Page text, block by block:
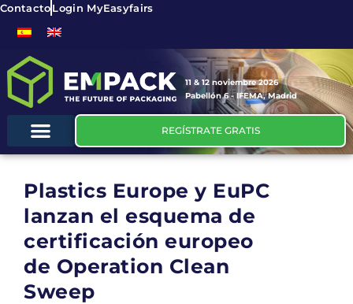
ContactoLogin MyEasyfairs
11 & 12 noviembre 2026
Pabellón 6 - IFEMA, Madrid
REGÍSTRATE GRATIS
Plastics Europe y EuPC
lanzan el esquema de
certificación europeo
de Operation Clean
Sweep